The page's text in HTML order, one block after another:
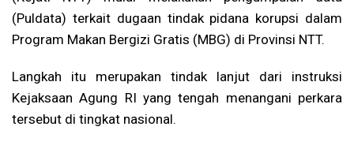
(Puldata) terkait dugaan tindak pidana korupsi dalam
Program Makan Bergizi Gratis (MBG) di Provinsi NTT.
Langkah itu merupakan tindak lanjut dari instruksi
Kejaksaan Agung RI yang tengah menangani perkara
tersebut di tingkat nasional.